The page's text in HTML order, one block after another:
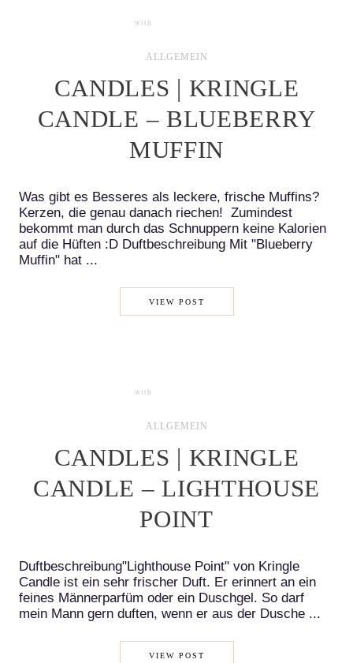
with
ALLGEMEIN
CANDLES | KRINGLE
CANDLE – BLUEBERRY
MUFFIN
Was gibt es Besseres als leckere, frische Muffins?
Kerzen, die genau danach riechen! Zumindest
bekommt man durch das Schnuppern keine Kalorien
auf die Hüften :D Duftbeschreibung Mit "Blueberry
Muffin" hat ...
VIEW POST
with
ALLGEMEIN
CANDLES | KRINGLE
CANDLE – LIGHTHOUSE
POINT
Duftbeschreibung"Lighthouse Point" von Kringle
Candle ist ein sehr frischer Duft. Er erinnert an ein
feines Männerparfüm oder ein Duschgel. So darf
mein Mann gern duften, wenn er aus der Dusche ...
VIEW POST